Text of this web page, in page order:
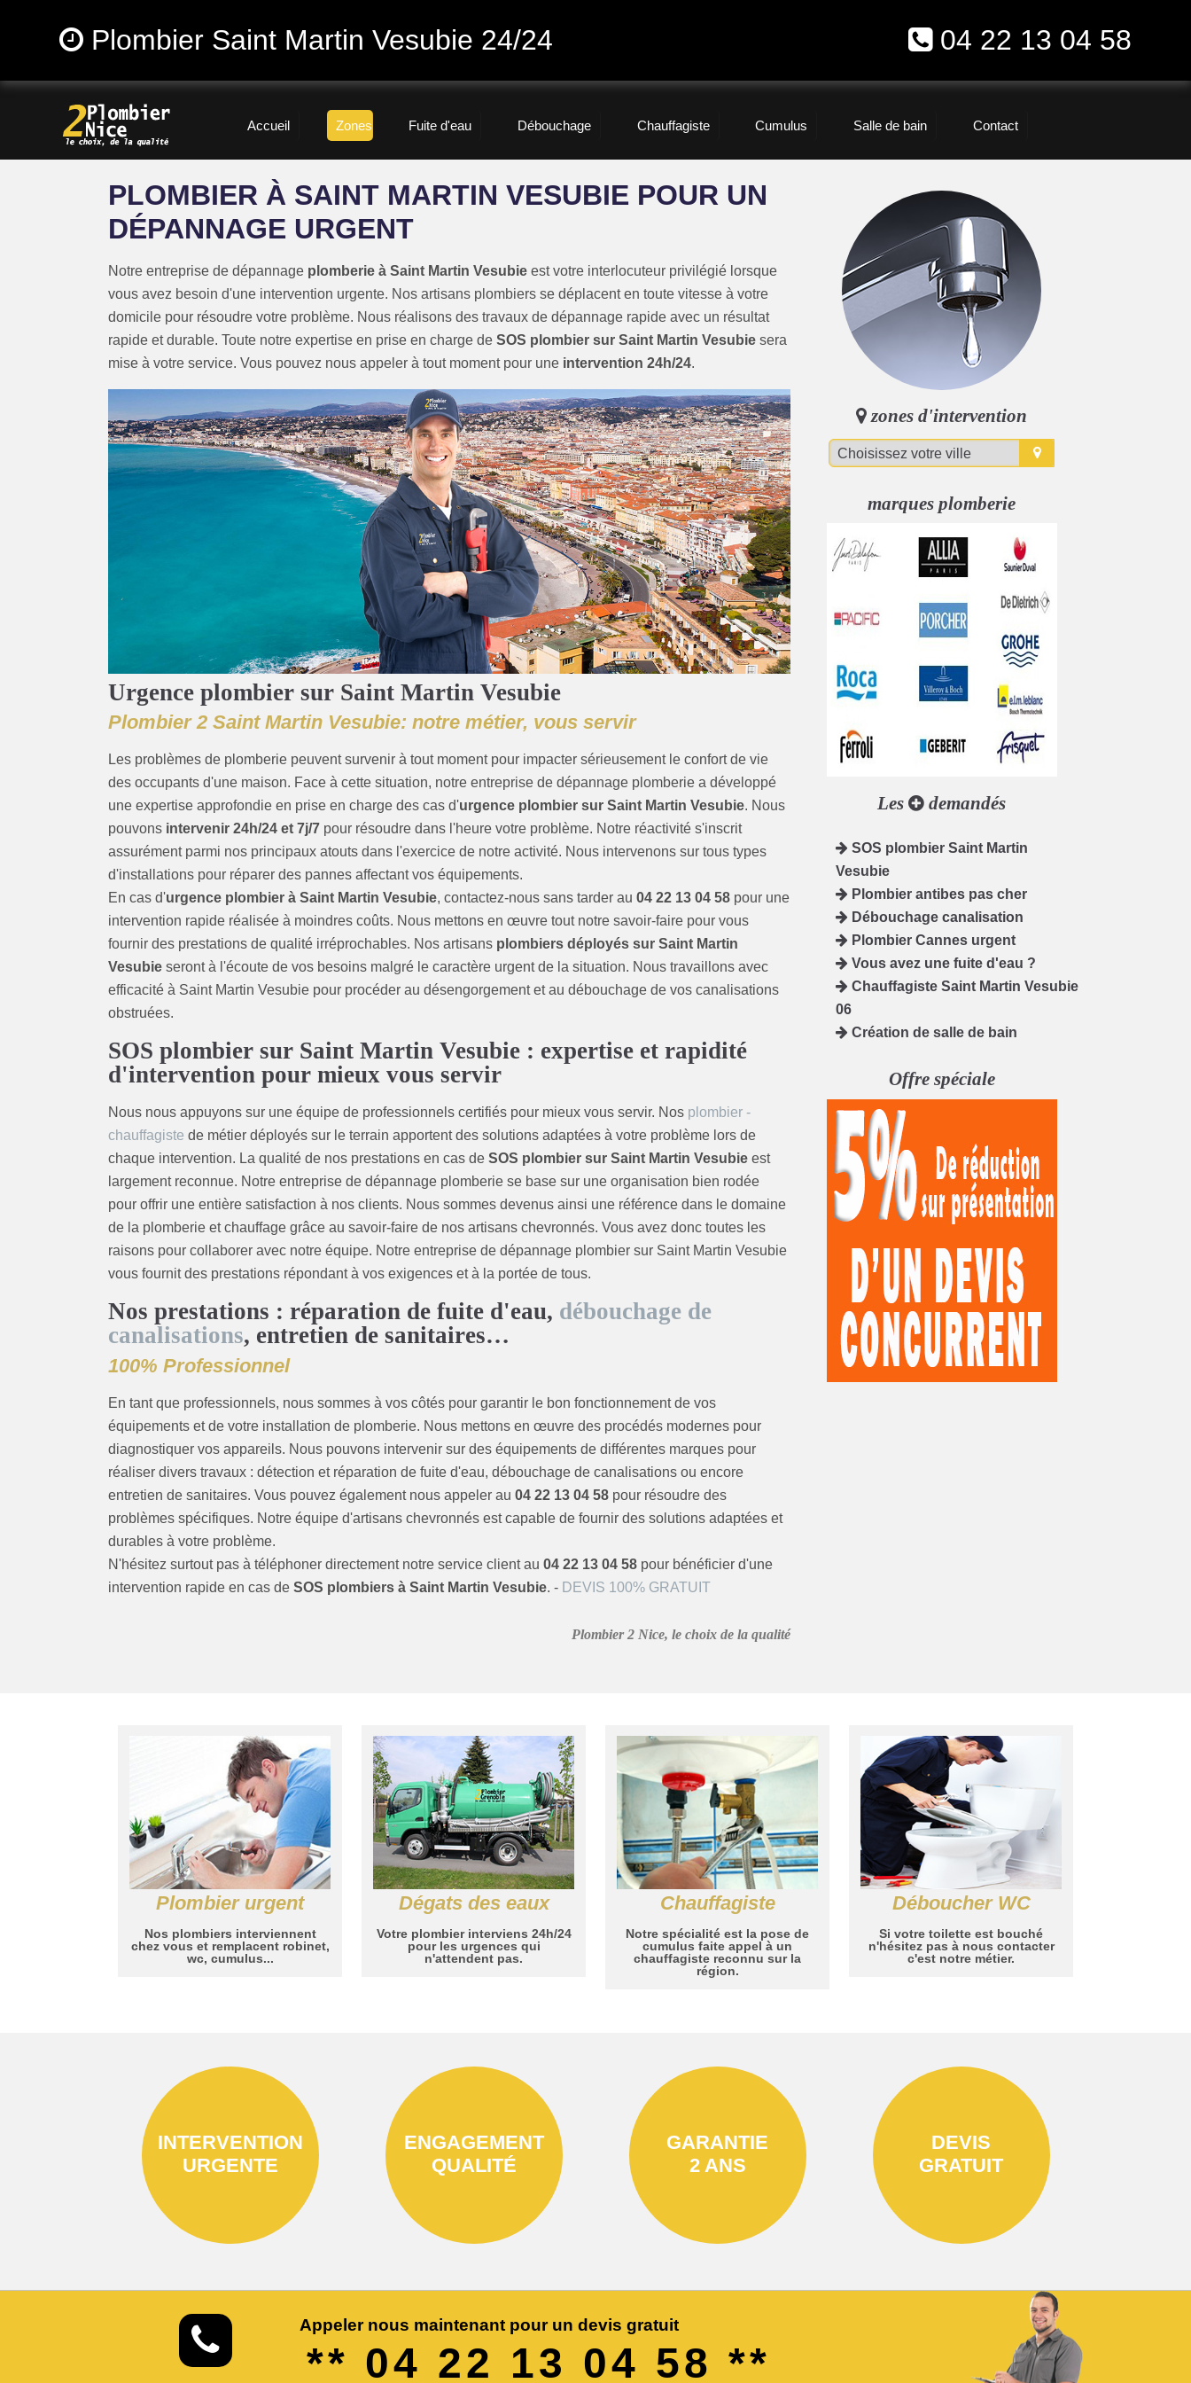
Plombier Saint Martin Vesubie 24/24 04 22 13 04 58
Accueil Zones Fuite d'eau Débouchage Chauffagiste Cumulus Salle de bain Contact
PLOMBIER À SAINT MARTIN VESUBIE POUR UN
DÉPANNAGE URGENT
Notre entreprise de dépannage plomberie à Saint Martin Vesubie est votre interlocuteur privilégié lorsque
vous avez besoin d'une intervention urgente. Nos artisans plombiers se déplacent en toute vitesse à votre
domicile pour résoudre votre problème. Nous réalisons des travaux de dépannage rapide avec un résultat
rapide et durable. Toute notre expertise en prise en charge de SOS plombier sur Saint Martin Vesubie sera
mise à votre service. Vous pouvez nous appeler à tout moment pour une intervention 24h/24.
Urgence plombier sur Saint Martin Vesubie
Plombier 2 Saint Martin Vesubie: notre métier, vous servir
Les problèmes de plomberie peuvent survenir à tout moment pour impacter sérieusement le confort de vie
des occupants d'une maison. Face à cette situation, notre entreprise de dépannage plomberie a développé
une expertise approfondie en prise en charge des cas d'urgence plombier sur Saint Martin Vesubie. Nous
pouvons intervenir 24h/24 et 7j/7 pour résoudre dans l'heure votre problème. Notre réactivité s'inscrit
assurément parmi nos principaux atouts dans l'exercice de notre activité. Nous intervenons sur tous types
d'installations pour réparer des pannes affectant vos équipements.
En cas d'urgence plombier à Saint Martin Vesubie, contactez-nous sans tarder au 04 22 13 04 58 pour une
intervention rapide réalisée à moindres coûts. Nous mettons en œuvre tout notre savoir-faire pour vous
fournir des prestations de qualité irréprochables. Nos artisans plombiers déployés sur Saint Martin
Vesubie seront à l'écoute de vos besoins malgré le caractère urgent de la situation. Nous travaillons avec
efficacité à Saint Martin Vesubie pour procéder au désengorgement et au débouchage de vos canalisations
obstruées.
SOS plombier sur Saint Martin Vesubie : expertise et rapidité
d'intervention pour mieux vous servir
Nous nous appuyons sur une équipe de professionnels certifiés pour mieux vous servir. Nos plombier -
chauffagiste de métier déployés sur le terrain apportent des solutions adaptées à votre problème lors de
chaque intervention. La qualité de nos prestations en cas de SOS plombier sur Saint Martin Vesubie est
largement reconnue. Notre entreprise de dépannage plomberie se base sur une organisation bien rodée
pour offrir une entière satisfaction à nos clients. Nous sommes devenus ainsi une référence dans le domaine
de la plomberie et chauffage grâce au savoir-faire de nos artisans chevronnés. Vous avez donc toutes les
raisons pour collaborer avec notre équipe. Notre entreprise de dépannage plombier sur Saint Martin Vesubie
vous fournit des prestations répondant à vos exigences et à la portée de tous.
Nos prestations : réparation de fuite d'eau, débouchage de
canalisations, entretien de sanitaires…
100% Professionnel
En tant que professionnels, nous sommes à vos côtés pour garantir le bon fonctionnement de vos
équipements et de votre installation de plomberie. Nous mettons en œuvre des procédés modernes pour
diagnostiquer vos appareils. Nous pouvons intervenir sur des équipements de différentes marques pour
réaliser divers travaux : détection et réparation de fuite d'eau, débouchage de canalisations ou encore
entretien de sanitaires. Vous pouvez également nous appeler au 04 22 13 04 58 pour résoudre des
problèmes spécifiques. Notre équipe d'artisans chevronnés est capable de fournir des solutions adaptées et
durables à votre problème.
N'hésitez surtout pas à téléphoner directement notre service client au 04 22 13 04 58 pour bénéficier d'une
intervention rapide en cas de SOS plombiers à Saint Martin Vesubie. - DEVIS 100% GRATUIT
Plombier 2 Nice, le choix de la qualité
zones d'intervention
marques plomberie
Les demandés
SOS plombier Saint Martin
Vesubie
Plombier antibes pas cher
Débouchage canalisation
Plombier Cannes urgent
Vous avez une fuite d'eau ?
Chauffagiste Saint Martin Vesubie
06
Création de salle de bain
Offre spéciale
Plombier urgent
Nos plombiers interviennent
chez vous et remplacent robinet,
wc, cumulus...
Dégats des eaux
Votre plombier interviens 24h/24
pour les urgences qui
n'attendent pas.
Chauffagiste
Notre spécialité est la pose de
cumulus faite appel à un
chauffagiste reconnu sur la
région.
Déboucher WC
Si votre toilette est bouché
n'hésitez pas à nous contacter
c'est notre métier.
INTERVENTION
URGENTE
ENGAGEMENT
QUALITÉ
GARANTIE
2 ANS
DEVIS
GRATUIT
Appeler nous maintenant pour un devis gratuit
** 04 22 13 04 58 **